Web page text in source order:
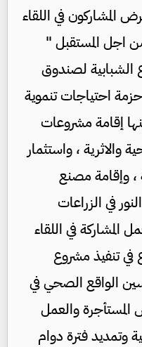
المشاركون في اللقاء
اجل المستقبل "
الشبابية لصندوق
حزمة احتياجات تنموية
إقامة مشروعات
والاثرية ، واستثمار
، وإقامة مصنع
في الزراعات
المشاركة في اللقاء
في تنفيذ مشروع
الواقع الصحي في
والعمل
وتمديد فترة دوام